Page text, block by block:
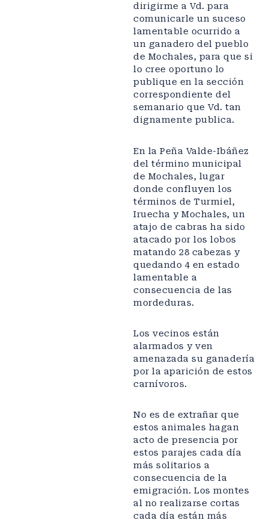
dirigirme a Vd. para
comunicarle un suceso
lamentable ocurrido a
un ganadero del pueblo
de Mochales, para que si
lo cree oportuno lo
publique en la sección
correspondiente del
semanario que Vd. tan
dignamente publica.
En la Peña Valde-Ibáñez
del término municipal
de Mochales, lugar
donde confluyen los
términos de Turmiel,
Iruecha y Mochales, un
atajo de cabras ha sido
atacado por los lobos
matando 28 cabezas y
quedando 4 en estado
lamentable a
consecuencia de las
mordeduras.
Los vecinos están
alarmados y ven
amenazada su ganadería
por la aparición de estos
carnívoros.
No es de extrañar que
estos animales hagan
acto de presencia por
estos parajes cada día
más solitarios a
consecuencia de la
emigración. Los montes
al no realizarse cortas
cada día están más